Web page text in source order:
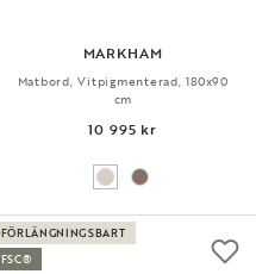
MARKHAM
Matbord, Vitpigmenterad, 180x90
cm
10 995 kr
FÖRLÄNGNINGSBART
FSC®